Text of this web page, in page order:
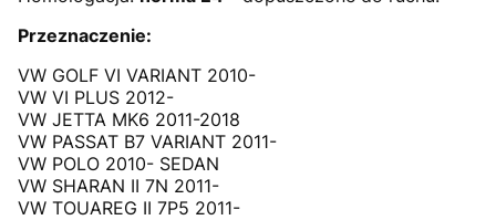
Przeznaczenie:
VW GOLF VI VARIANT 2010-
VW VI PLUS 2012-
VW JETTA MK6 2011-2018
VW PASSAT B7 VARIANT 2011-
VW POLO 2010- SEDAN
VW SHARAN II 7N 2011-
VW TOUAREG II 7P5 2011-